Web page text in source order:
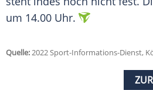
um 14.00 Uhr.
Quelle:2022 Sport-Informations-Dienst,